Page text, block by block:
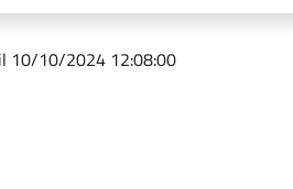
10/10/2024 12:08:00